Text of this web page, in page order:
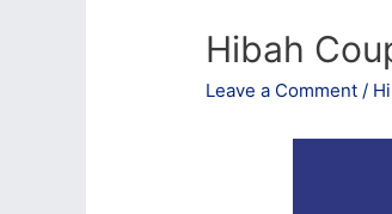
Hibah
Leave a Comment /